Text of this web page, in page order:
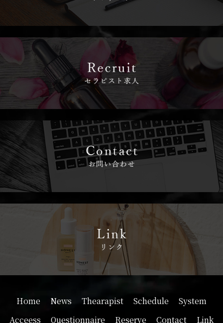
Home News Thearapist Schedule
System
Acceess
Questionnaire Reserve Contact Link